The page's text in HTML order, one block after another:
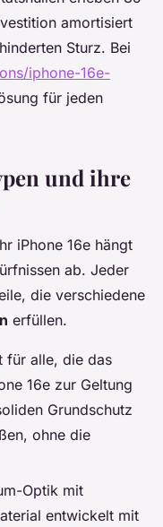
amortisiert
Sturz. Bei
iphone-16e-
für jeden
und ihre
iPhone 16e hängt
ab. Jeder
die verschiedene
erfüllen.
für alle, die das
16e zur Geltung
Grundschutz
ohne die
Optik mit
entwickelt mit